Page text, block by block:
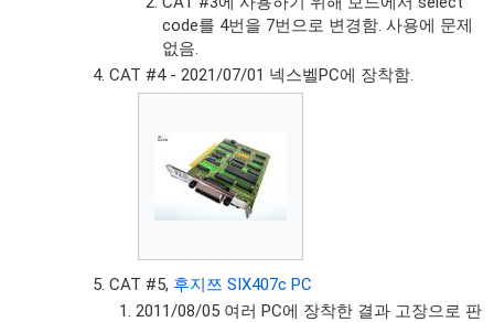
code를 4번을 7번으로 변경함. 사용에 문제
없음.
CAT #4 - 2021/07/01 넥스벨PC에 장착함.
CAT #5, 후지쯔 SIX407c PC
2011/08/05 여러 PC에 장착한 결과 고장으로 판